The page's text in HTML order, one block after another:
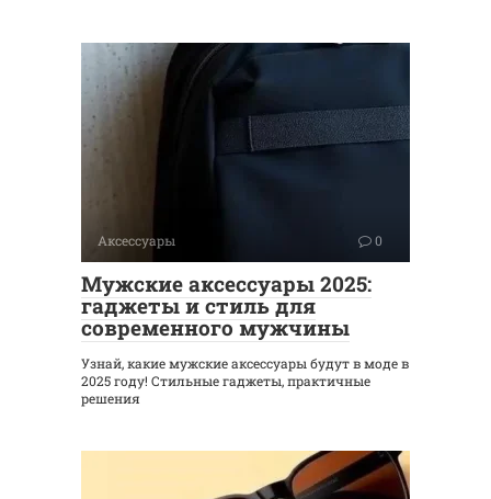
Аксессуары 0
Мужские аксессуары 2025:
гаджеты и стиль для
современного мужчины
Узнай, какие мужские аксессуары будут в моде в
2025 году! Стильные гаджеты, практичные
решения